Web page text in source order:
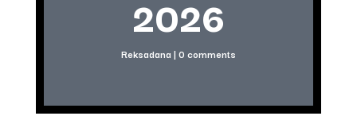
2026
Reksadana | 0 comments